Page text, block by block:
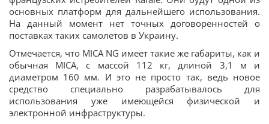
основных платформ для дальнейшего использования.
На данный момент нет точных договоренностей о
поставках таких самолетов в Украину.
Отмечается, что MICA NG имеет такие же габариты, как и
обычная MICA, с массой 112 кг, длиной 3,1 м и
диаметром 160 мм. И это не просто так, ведь новое
средство специально разрабатывалось для
использования уже имеющейся физической и
электронной инфраструктуры.